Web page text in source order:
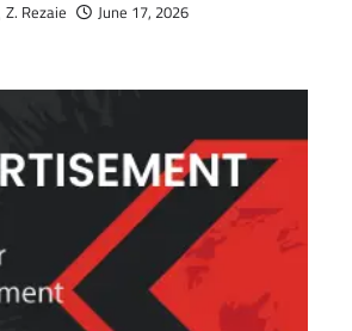
Z. Rezaie June 17, 2026